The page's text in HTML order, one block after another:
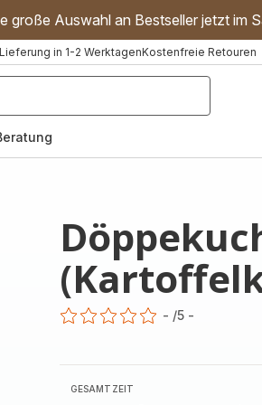
große Auswahl an Bestseller jetzt im
Lieferung in 1-2 WerktagenKostenfreie Retouren
- /5 -
GESAMTZEIT